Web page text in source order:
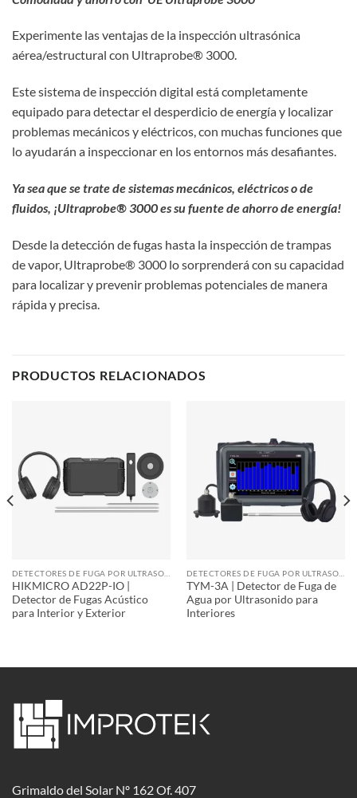
Experimente las ventajas de la inspección ultrasónica
aérea/estructural con Ultraprobe® 3000.
Este sistema de inspección digital está completamente
equipado para detectar el desperdicio de energía y localizar
problemas mecánicos y eléctricos, con muchas funciones que
lo ayudarán a inspeccionar en los entornos más desafiantes.
Ya sea que se trate de sistemas mecánicos, eléctricos o de
fluidos, ¡Ultraprobe® 3000 es su fuente de ahorro de energía!
Desde la detección de fugas hasta la inspección de trampas
de vapor, Ultraprobe® 3000 lo sorprenderá con su capacidad
para localizar y prevenir problemas potenciales de manera
rápida y precisa.
PRODUCTOS RELACIONADOS
HIKMICRO AD22P-IO |
Detector de Fugas Acústico
para Interior y Exterior
TYM-3A | Detector de Fuga de
Agua por Ultrasonido para
Interiores
Grimaldo del Solar Nº 162 Of. 407